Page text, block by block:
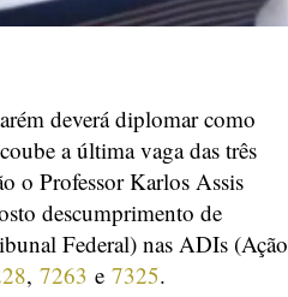
deverá diplomar como
a última vaga das três
o Professor Karlos Assis
descumprimento de
Federal) nas ADIs (Ação
, 7263 e 7325.